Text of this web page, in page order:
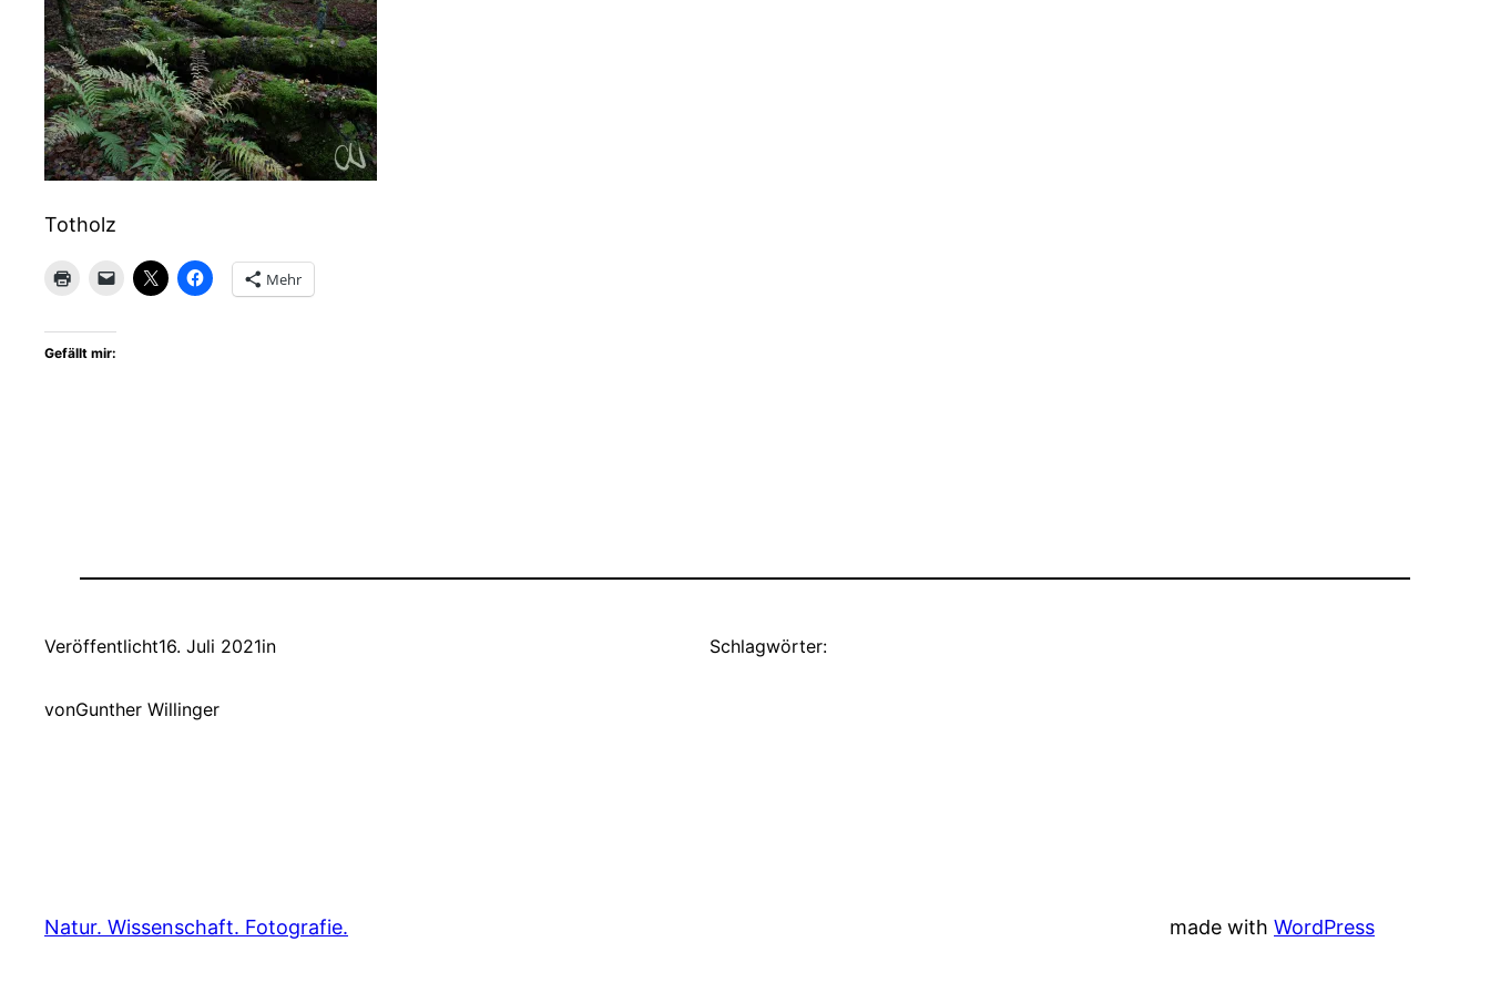
Totholz
Mehr
Gefällt mir:
Veröffentlicht16. Juli 2021in
vonGunther Willinger
Schlagwörter:
Natur. Wissenschaft. Fotografie. made with WordPress